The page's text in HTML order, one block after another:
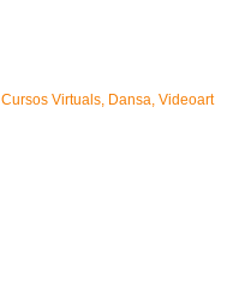
Cursos Virtuals Dansa Videoart